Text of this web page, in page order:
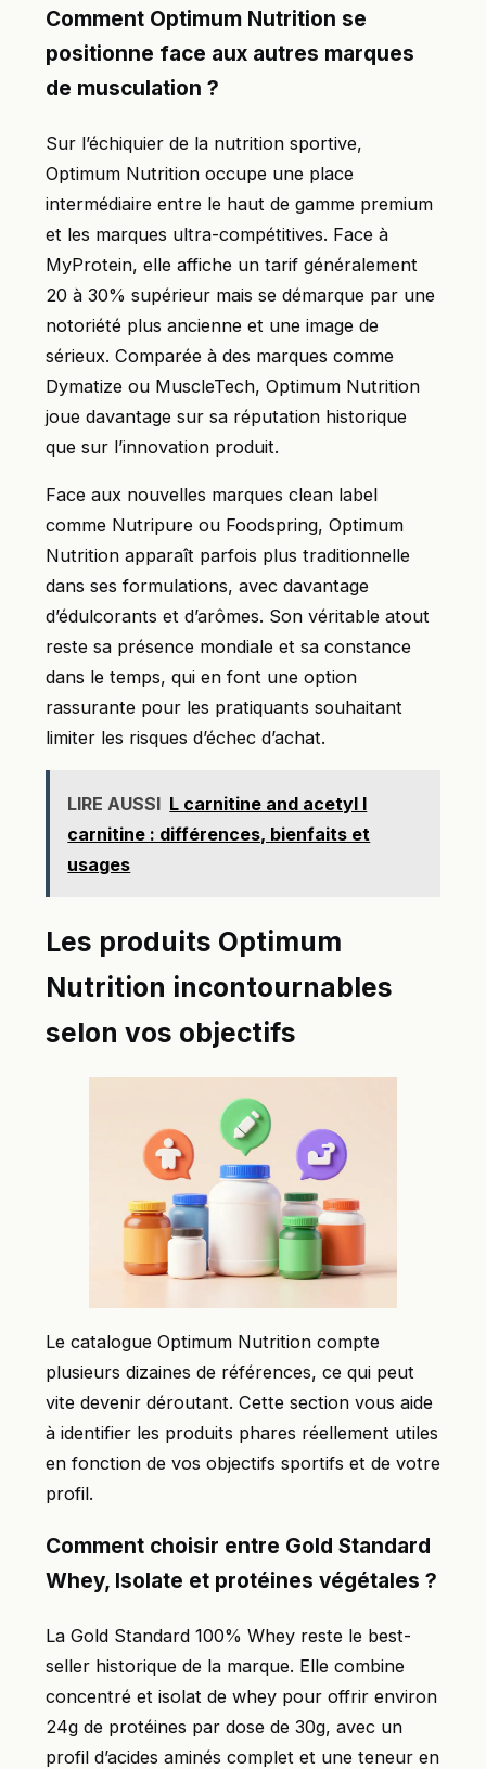
Comment Optimum Nutrition se
positionne face aux autres marques
de musculation ?
Sur l’échiquier de la nutrition sportive,
Optimum Nutrition occupe une place
intermédiaire entre le haut de gamme premium
et les marques ultra-compétitives. Face à
MyProtein, elle affiche un tarif généralement
20 à 30% supérieur mais se démarque par une
notoriété plus ancienne et une image de
sérieux. Comparée à des marques comme
Dymatize ou MuscleTech, Optimum Nutrition
joue davantage sur sa réputation historique
que sur l’innovation produit.
Face aux nouvelles marques clean label
comme Nutripure ou Foodspring, Optimum
Nutrition apparaît parfois plus traditionnelle
dans ses formulations, avec davantage
d’édulcorants et d’arômes. Son véritable atout
reste sa présence mondiale et sa constance
dans le temps, qui en font une option
rassurante pour les pratiquants souhaitant
limiter les risques d’échec d’achat.
LIRE AUSSI L carnitine and acetyl l
carnitine : différences, bienfaits et
usages
Les produits Optimum
Nutrition incontournables
selon vos objectifs
Le catalogue Optimum Nutrition compte
plusieurs dizaines de références, ce qui peut
vite devenir déroutant. Cette section vous aide
à identifier les produits phares réellement utiles
en fonction de vos objectifs sportifs et de votre
profil.
Comment choisir entre Gold Standard
Whey, Isolate et protéines végétales ?
La Gold Standard 100% Whey reste le best-
seller historique de la marque. Elle combine
concentré et isolat de whey pour offrir environ
24g de protéines par dose de 30g, avec un
profil d’acides aminés complet et une teneur en